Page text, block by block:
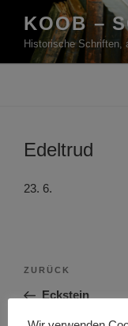
Inhalt
springen
KOOB –
Historische Schriften,
Edeltrud
23. 6.
Vorheriger
Beitrag
ZURÜCK
Eckstein